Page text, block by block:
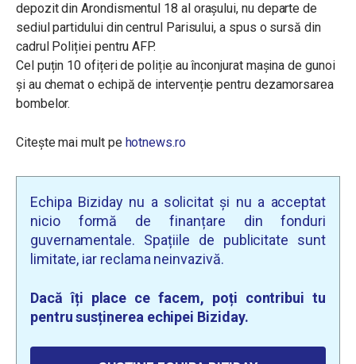
depozit din Arondismentul 18 al orașului, nu departe de
sediul partidului din centrul Parisului, a spus o sursă din
cadrul Poliției pentru AFP.
Cel puțin 10 ofițeri de poliție au înconjurat mașina de gunoi
și au chemat o echipă de intervenție pentru dezamorsarea
bombelor.
Citește mai mult pe hotnews.ro
Echipa Biziday nu a solicitat și nu a acceptat
nicio formă de finanțare din fonduri
guvernamentale. Spațiile de publicitate sunt
limitate, iar reclama neinvazivă.
Dacă îți place ce facem, poți contribui tu
pentru susținerea echipei Biziday.